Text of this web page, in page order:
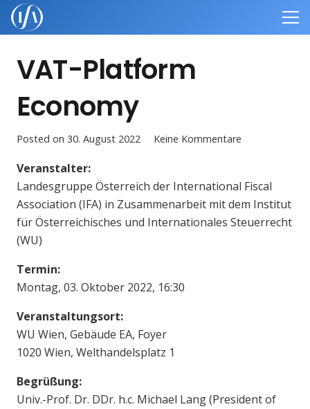
VAT-Platform
Economy
Posted on 30. August 2022 Keine Kommentare
Veranstalter:
Landesgruppe Österreich der International Fiscal
Association (IFA) in Zusammenarbeit mit dem Institut
für Österreichisches und Internationales Steuerrecht
(WU)
Termin:
Montag, 03. Oktober 2022, 16:30
Veranstaltungsort:
WU Wien, Gebäude EA, Foyer
1020 Wien, Welthandelsplatz 1
Begrüßung:
Univ.-Prof. Dr. DDr. h.c. Michael Lang (President of